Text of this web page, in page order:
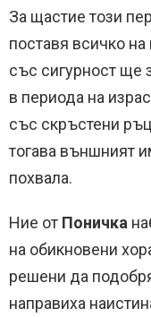
За щастие този
поставя всичко
със сигурност ще
в периода на
със скръстени
тогава външният
похвала.
Ние от Поничка
на обикновени
решени да
направиха